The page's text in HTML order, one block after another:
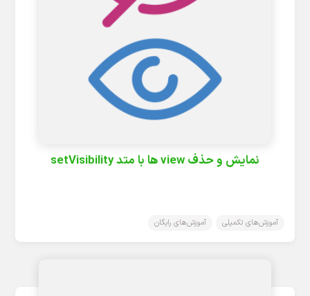
نمایش و حذف view ها با متد setVisibility
آموزش‌های تکمیلی آموزش‌های رایگان